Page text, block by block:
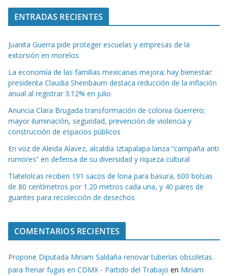
ENTRADAS RECIENTES
Juanita Guerra pide proteger escuelas y empresas de la
extorsión en morelos
La economía de las familias mexicanas mejora; hay bienestar:
presidenta Claudia Sheinbaum destaca reducción de la inflación
anual al registrar 3.12% en julio
Anuncia Clara Brugada transformación de colonia Guerrero;
mayor iluminación, seguridad, prevención de violencia y
construcción de espacios públicos
En voz de Aleida Alavez, alcaldía Iztapalapa lanza “campaña anti
rumores” en defensa de su diversidad y riqueza cultural
Tlatelolcas reciben 191 sacos de lona para basura, 600 bolsas
de 80 centímetros por 1.20 metros cada una, y 40 pares de
guantes para recolección de desechos
COMENTARIOS RECIENTES
Propone Diputada Miriam Saldaña renovar tuberías obsoletas
para frenar fugas en CDMX - Partido del Trabajo en Miriam